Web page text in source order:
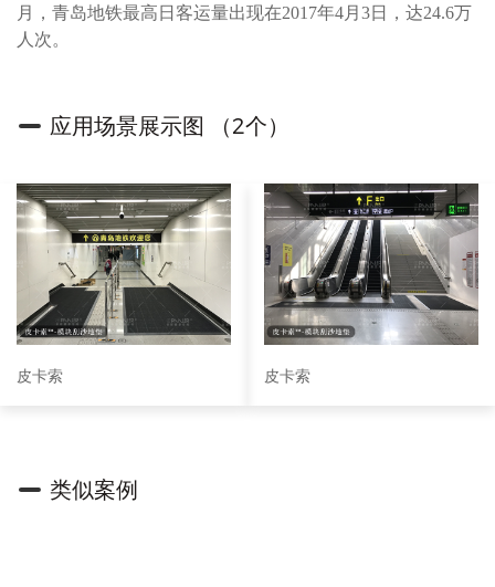
月，青岛地铁最高日客运量出现在2017年4月3日，达24.6万
人次。
应用场景展示图 （2个）
皮卡索 皮卡索
类似案例